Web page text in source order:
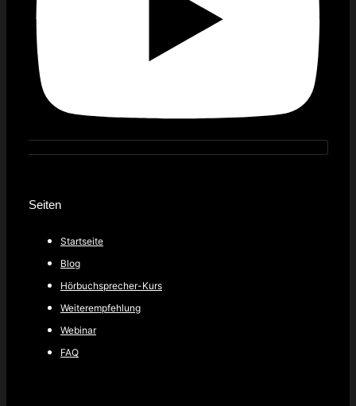
Seiten
Startseite
Blog
Hörbuchsprecher-Kurs
Weiterempfehlung
Webinar
FAQ